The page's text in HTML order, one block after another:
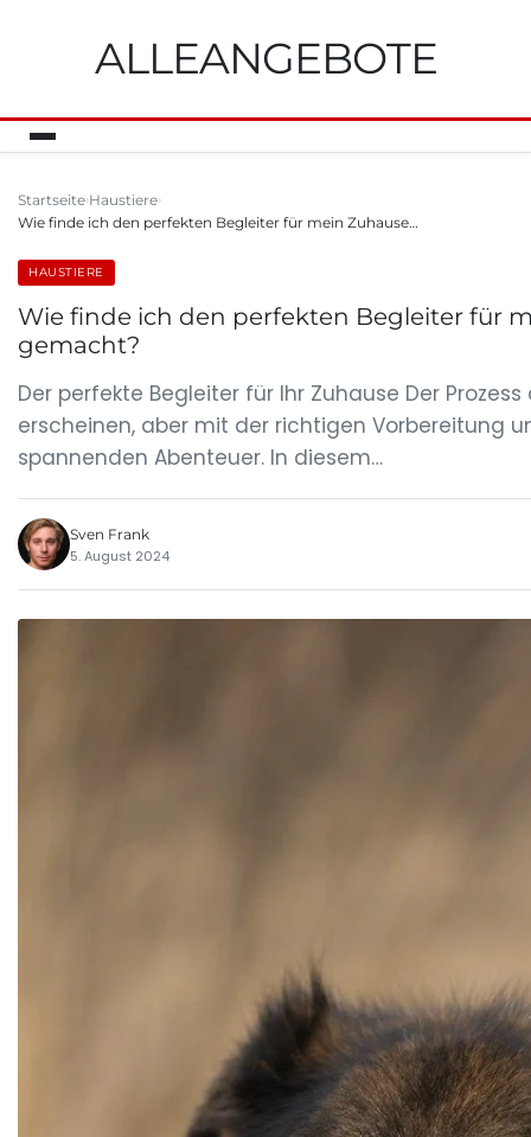
ALLEANGEBOTE
Startseite Haustiere
Wie finde ich den perfekten Begleiter für mein Zuhause…
HAUSTIERE
Wie finde ich den perfekten Begleiter für
gemacht?
Der perfekte Begleiter für Ihr Zuhause Der
erscheinen, aber mit der richtigen Vorbereitung
spannenden Abenteuer. In diesem…
Sven Frank
5. August 2024